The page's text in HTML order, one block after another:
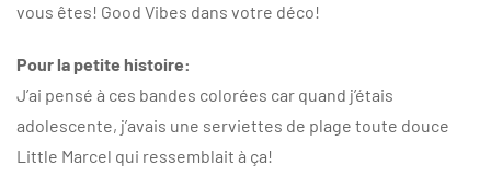
vous êtes! Good Vibes dans votre déco!
Pour la petite histoire:
J’ai pensé à ces bandes colorées car quand j’étais
adolescente, j’avais une serviettes de plage toute douce
Little Marcel qui ressemblait à ça!